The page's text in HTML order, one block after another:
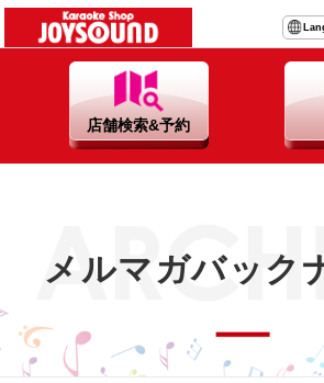
店舗検索&予約
メルマガバック